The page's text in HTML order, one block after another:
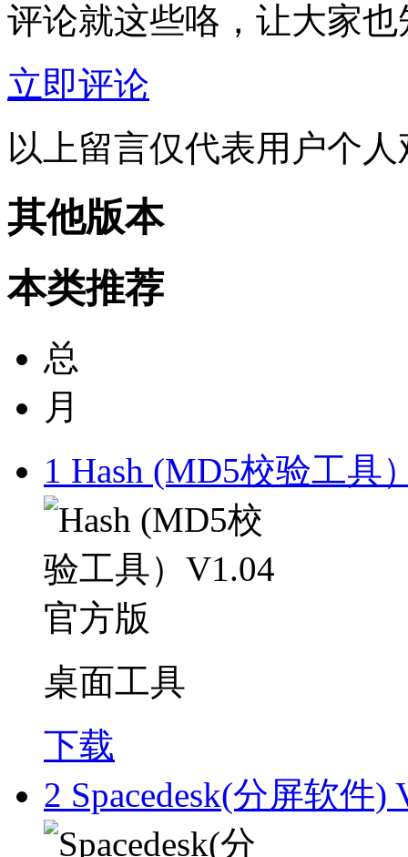
评论就这些咯，让大家
立即评论
以上留言仅代表用户个
其他版本
本类推荐
总
月
1 Hash (MD5校验工具
桌面工具
下载
2 Spacedesk(分屏软件)